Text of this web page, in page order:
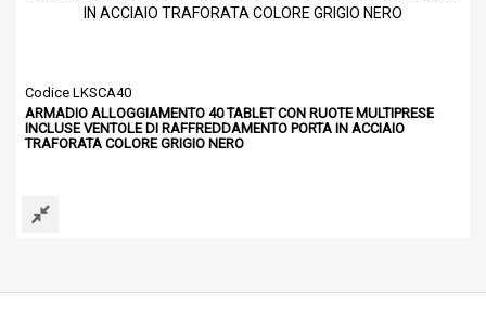
Codice LKSCA40
ARMADIO ALLOGGIAMENTO 40 TABLET CON RUOTE MULTIPRESE
INCLUSE VENTOLE DI RAFFREDDAMENTO PORTA IN ACCIAIO
TRAFORATA COLORE GRIGIO NERO